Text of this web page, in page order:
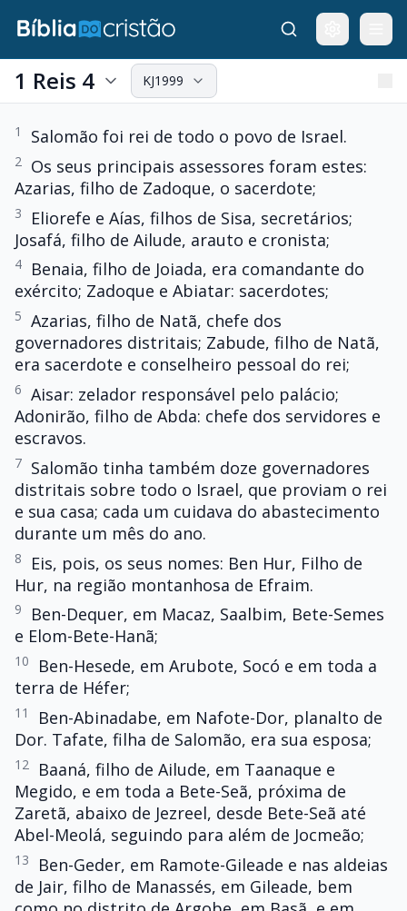
1 Reis 4 KJ1999
1 Salomão foi rei de todo o povo de Israel.
2
Os seus principais assessores foram estes:
Azarias, filho de Zadoque, o sacerdote;
3
Eliorefe e Aías, filhos de Sisa, secretários;
Josafá, filho de Ailude, arauto e cronista;
4
Benaia, filho de Joiada, era comandante do
exército; Zadoque e Abiatar: sacerdotes;
5 Azarias, filho de Natã, chefe dos
governadores distritais; Zabude, filho de Natã,
era sacerdote e conselheiro pessoal do rei;
6 Aisar: zelador responsável pelo palácio;
Adonirão, filho de Abda: chefe dos servidores e
escravos.
7 Salomão tinha também doze governadores
distritais sobre todo o Israel, que proviam o rei
e sua casa; cada um cuidava do abastecimento
durante um mês do ano.
8
Eis, pois, os seus nomes: Ben Hur, Filho de
Hur, na região montanhosa de Efraim.
9
Ben-Dequer, em Macaz, Saalbim, Bete-Semes
e Elom-Bete-Hanã;
10
Ben-Hesede, em Arubote, Socó e em toda a
terra de Héfer;
11
Ben-Abinadabe, em Nafote-Dor, planalto de
Dor. Tafate, filha de Salomão, era sua esposa;
12
Baaná, filho de Ailude, em Taanaque e
Megido, e em toda a Bete-Seã, próxima de
Zaretã, abaixo de Jezreel, desde Bete-Seã até
Abel-Meolá, seguindo para além de Jocmeão;
13
Ben-Geder, em Ramote-Gileade e nas aldeias
de Jair, filho de Manassés, em Gileade, bem